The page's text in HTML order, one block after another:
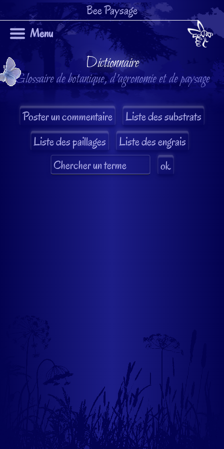
Bee Paysage
Menu
Dictionnaire
Glossaire de botanique, d'agronomie et de paysage
Liste des substrats
Liste des paillages
Liste des engrais